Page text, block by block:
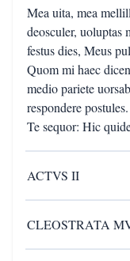
Mea uita, mea
deosculer, uoluptas
festus dies, Meus
Quom mi haec
medio pariete
respondere
Te sequor: Hic
ACTVS II
CLEOSTRATA